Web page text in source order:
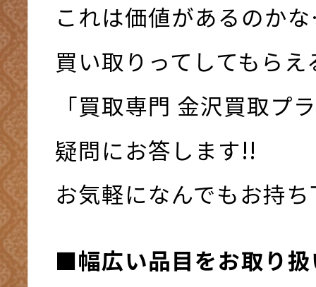
これは価値があるのか
買い取りってしてもら
「買取専門 金沢買取プ
疑問にお答します!!
お気軽になんでもお持
■幅広い品目をお取り